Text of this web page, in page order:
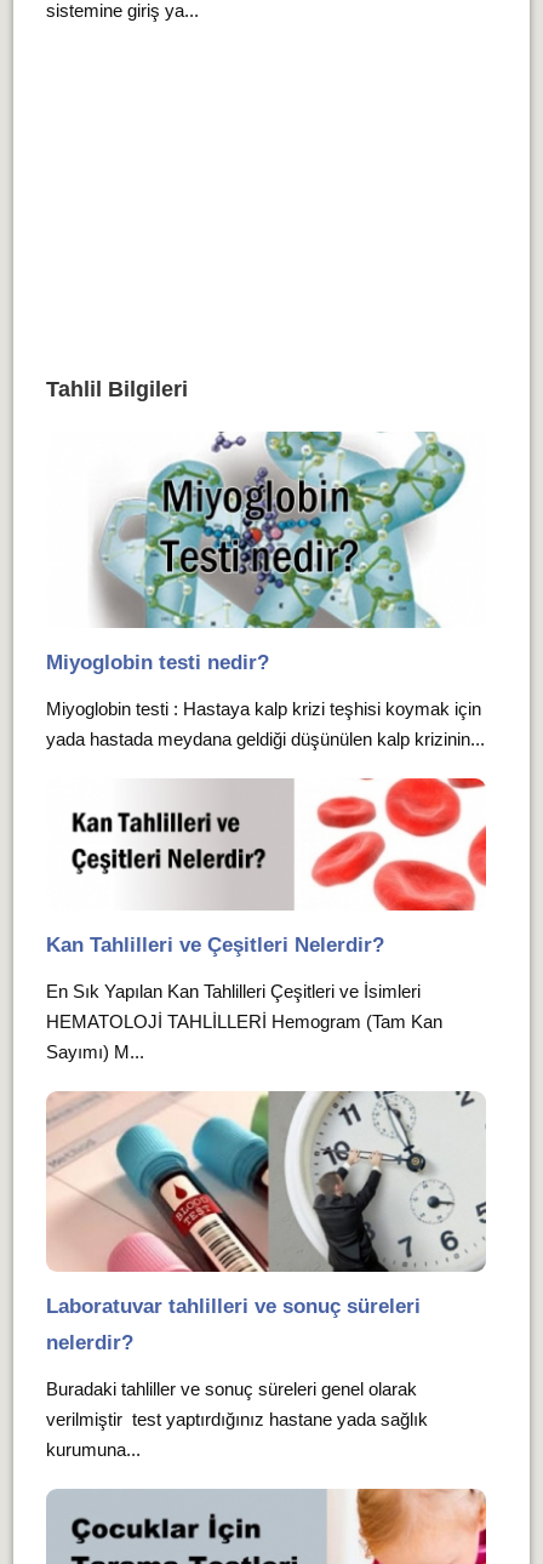
sistemine giriş ya...
Tahlil Bilgileri
Miyoglobin testi nedir?
Miyoglobin testi : Hastaya kalp krizi teşhisi koymak için
yada hastada meydana geldiği düşünülen kalp krizinin...
Kan Tahlilleri ve Çeşitleri Nelerdir?
En Sık Yapılan Kan Tahlilleri Çeşitleri ve İsimleri
HEMATOLOJİ TAHLİLLERİ Hemogram (Tam Kan
Sayımı) M...
Laboratuvar tahlilleri ve sonuç süreleri
nelerdir?
Buradaki tahliller ve sonuç süreleri genel olarak
verilmiştir test yaptırdığınız hastane yada sağlık
kurumuna...